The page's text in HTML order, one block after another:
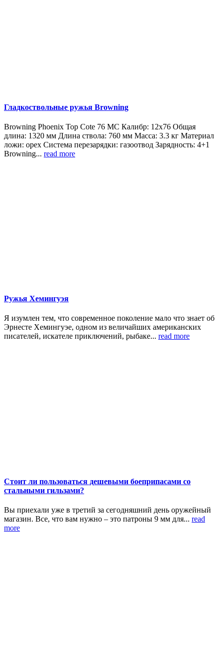
Гладкоствольные ружья Browning
Browning Phoenix Top Cote 76 MС Калибр: 12x76 Общая
длина: 1320 мм Длина ствола: 760 мм Масса: 3.3 кг Материал
ложи: орех Система перезарядки: газоотвод Зарядность: 4+1
Browning... read more
Ружья Хемингуэя
Я изумлен тем, что современное поколение мало что знает об
Эрнесте Хемингуэе, одном из величайших американских
писателей, искателе приключений, рыбаке... read more
Стоит ли пользоваться дешевыми боеприпасами со
стальными гильзами?
Вы приехали уже в третий за сегодняшний день оружейный
магазин. Все, что вам нужно – это патроны 9 мм для... read
more